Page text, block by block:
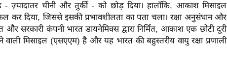
चीनी और तुर्की - को छोड़ दिया। हालाँकि, आकाश मिसाइल
कर दिया, जिससे इसकी प्रभावशीलता का पता चला। रक्षा अनुसंधान और
और सरकारी कंपनी भारत डायनेमिक्स द्वारा निर्मित, आकाश एक छोटी दूरी
मिसाइल (एसएएम) है और यह भारत की बहुस्तरीय वायु रक्षा प्रणाली